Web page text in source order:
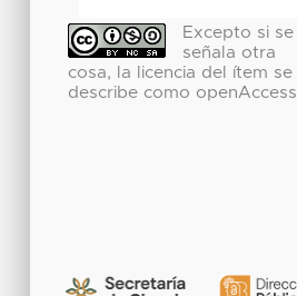
Excepto si se
señala otra
cosa, la licencia del ítem se
describe como openAccess